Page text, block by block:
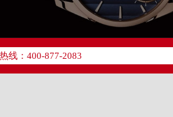
线：400-877-2083
：
写字楼26层2603室（需提前预约）